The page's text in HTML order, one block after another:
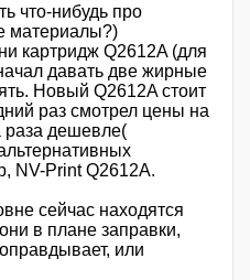
что-нибудь про
материалы?)
картридж Q2612A (для
давать две жирные
Новый Q2612A стоит
раз смотрел цены на
раза дешевле(
NV-Print Q2612A.
сейчас находятся
в плане заправки,
или